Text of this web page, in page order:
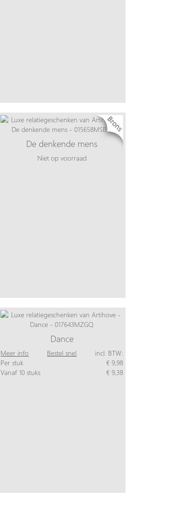
De denkende mens
Niet op voorraad
Dance
Meer info Bestel snel
incl. BTW:
Per stuk
€ 9,98
Vanaf 10 stuks
€ 9,38